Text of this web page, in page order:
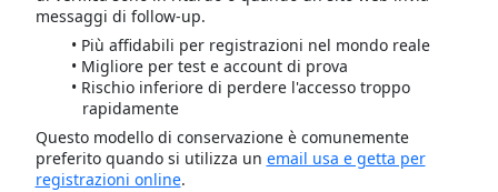
messaggi di follow-up.
Più affidabili per registrazioni nel mondo reale
Migliore per test e account di prova
Rischio inferiore di perdere l'accesso troppo
rapidamente
Questo modello di conservazione è comunemente
preferito quando si utilizza un email usa e getta per
registrazioni online.